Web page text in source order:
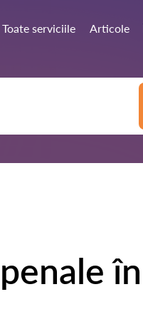
Toate serviciile Articole
în